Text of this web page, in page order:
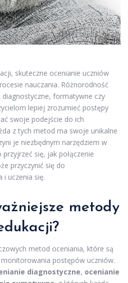
skuteczne ocenianie uczniów
nauczania. Różnorodność
formatywne czy
lepiej zrozumieć postępy
swoje podejście do ich
z tych metod ma swoje unikalne
je niezbędnym narzędziem w
się, jak połączenie
przyczynić się do
i uczenia się.
metody
metod oceniania, które są
postępów uczniów.
diagnostyczne, ocenianie